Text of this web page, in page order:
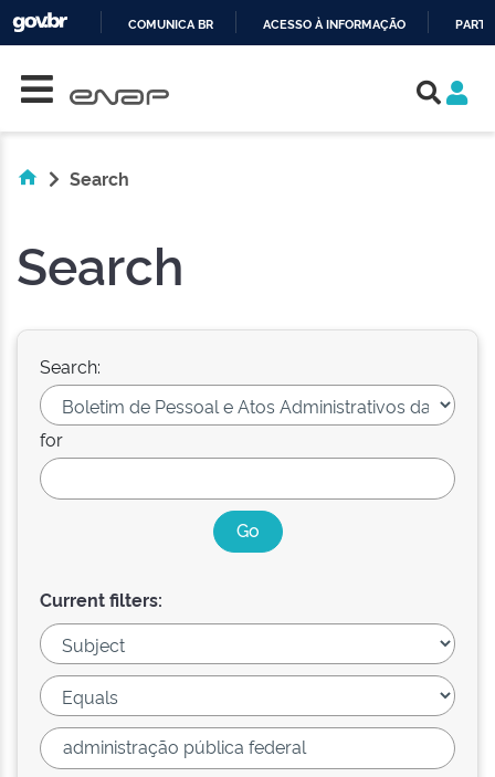
COMUNICA BR ACESSO À INFORMAÇÃO
Search
Search
Search:
for
Current filters: